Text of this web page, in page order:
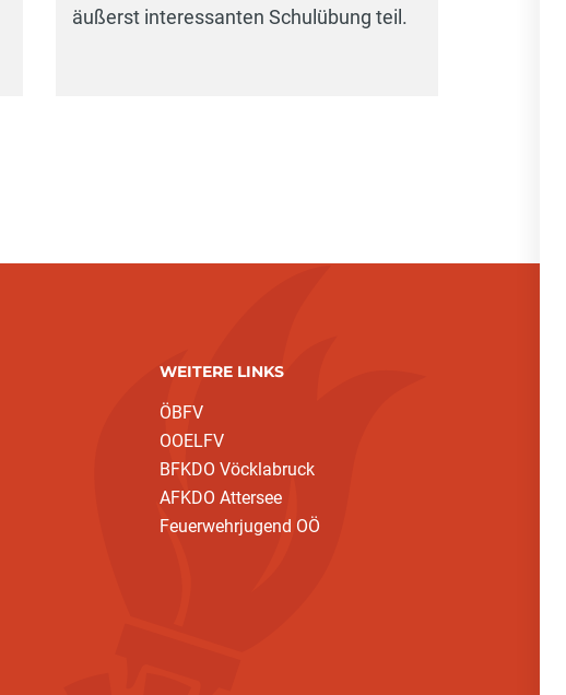
äußerst interessanten Schulübung teil.
WEITERE LINKS
ÖBFV
OOELFV
BFKDO Vöcklabruck
AFKDO Attersee
Feuerwehrjugend OÖ